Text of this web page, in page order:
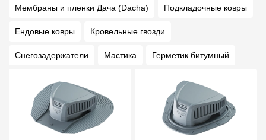
Мембраны и пленки Дача (Dacha) Подкладочные ковры
Ендовые ковры Кровельные гвозди
Снегозадержатели Мастика Герметик битумный